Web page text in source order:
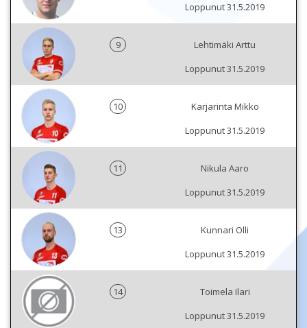
Loppunut 31.5.2019
9
Lehtimäki Arttu
Loppunut 31.5.2019
10
Karjarinta Mikko
Loppunut 31.5.2019
11
Nikula Aaro
Loppunut 31.5.2019
13
Kunnari Olli
Loppunut 31.5.2019
14
Toimela Ilari
Loppunut 31.5.2019